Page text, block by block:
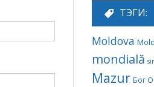
ТЭГИ:
Moldova
mondială
Mazur Бог